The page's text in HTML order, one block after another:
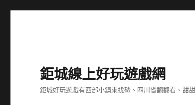
鉅城線上好玩遊戲網
鉅城好玩遊戲有西部小鎮來找碴、四川省翻翻看、甜